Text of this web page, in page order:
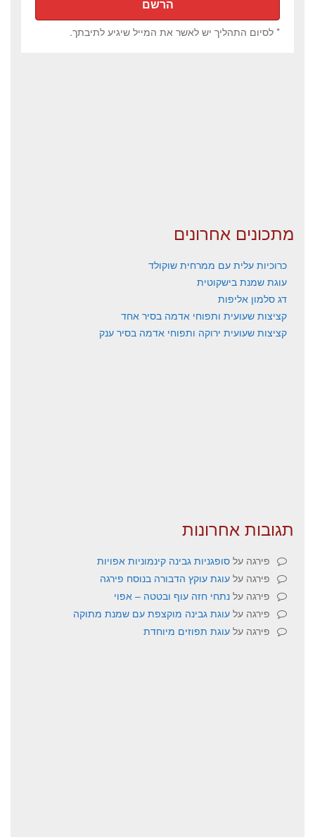
* לסיום התהליך יש לאשר את המייל שיגיע לתיבתך.
מתכונים אחרונים
כרוכיות עלית עם ממרחית שוקולד
עוגת שמנת בישקוטית
דג סלמון אליפות
קציצות שעועית ותפוחי אדמה בסיר אחד
קציצות שעועית ירוקה ותפוחי אדמה בסיר ענק
תגובות אחרונות
פירגה על סופגניות גבינה קינמוניות אפויות
פירגה על עוגת עוקץ הדבורה בנוסח פירגה
פירגה על נתחי חזה עוף ובטטה – אפוי
פירגה על עוגת גבינה מוקצפת עם שמנת מתוקה
פירגה על עוגת תפוזים מיוחדת